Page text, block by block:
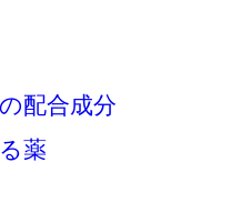
配合成分
薬